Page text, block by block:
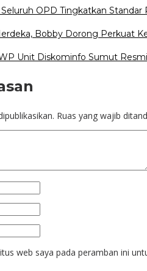
OPD Tingkatkan Standar
Bobby Dorong Perkuat
Unit Diskominfo Sumut
Ruas yang wajib
web saya pada peramban ini